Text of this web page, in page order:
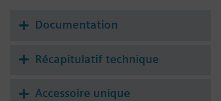
Documentation
Récapitulatif technique
Accessoire unique